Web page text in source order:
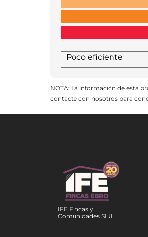
Poco eficiente
NOTA: La información de esta
contacte con nosotros para
IFE Fincas y
Comunidades SLU